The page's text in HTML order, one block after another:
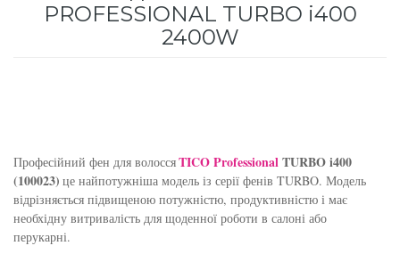
PROFESSIONAL TURBO i400
2400W
Професійний фен для волоссяTICO ProfessionalTURBO i400
(100023) це найпотужніша модель із серії фенів TURBO. Модель
відрізняється підвищеною потужністю, продуктивністю і має
необхідну витривалість для щоденної роботи в салоні або
перукарні.
для інтенсивного зволоження
Subtil Color Lab Regeneration Absolue –
Серія для відновлення волосся
Sezavi
Subrina Professional